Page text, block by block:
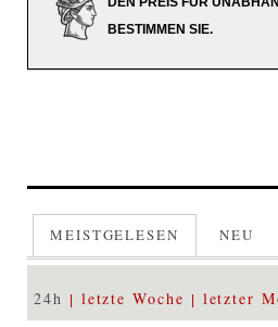
BESTIMMEN SIE.
MEISTGELESEN NEU
24h letzte Woche letzter